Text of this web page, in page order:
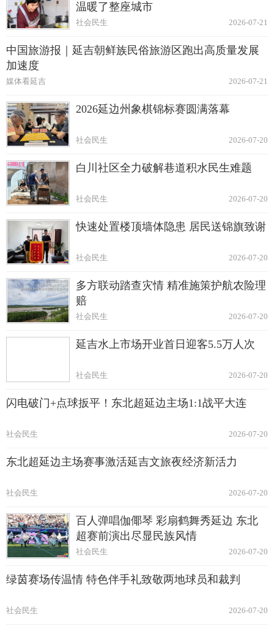
温暖了整座城市
2026-07-21
社会民生
中国旅游报｜延吉朝鲜族民俗旅游区跑出高质量发展
加速度
2026-07-21
媒体看延吉
2026延边州象棋锦标赛圆满落幕
2026-07-20
社会民生
白川社区全力破解巷道积水民生难题
2026-07-20
社会民生
快速处置楼顶墙体隐患 居民送锦旗致谢
2026-07-20
社会民生
多方联动踏查灾情 精准施策护航农险理
赔
2026-07-20
社会民生
延吉水上市场开业首日迎客5.5万人次
2026-07-20
社会民生
闪电破门+点球扳平！东北超延边主场1:1战平大连
2026-07-20
社会民生
东北超延边主场赛事激活延吉文旅夜经济新活力
2026-07-20
社会民生
百人弹唱伽倻琴 彩扇鹤舞秀延边 东北
超赛前演出尽显民族风情
2026-07-20
社会民生
绿茵赛场传温情 特色伴手礼致敬两地球员和裁判
2026-07-20
社会民生